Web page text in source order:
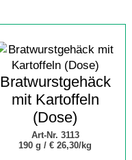
Bratwurstgehäck
mit Kartoffeln
(Dose)
Art-Nr. 3113
190 g /€ 26,30/kg